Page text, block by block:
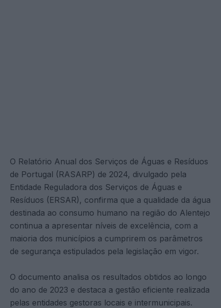
O Relatório Anual dos Serviços de Águas e Resíduos
de Portugal (RASARP) de 2024, divulgado pela
Entidade Reguladora dos Serviços de Águas e
Resíduos (ERSAR), confirma que a qualidade da água
destinada ao consumo humano na região do Alentejo
continua a apresentar níveis de excelência, com a
maioria dos municípios a cumprirem os parâmetros
de segurança estipulados pela legislação em vigor.
O documento analisa os resultados obtidos ao longo
do ano de 2023 e destaca a gestão eficiente realizada
pelas entidades gestoras locais e intermunicipais.